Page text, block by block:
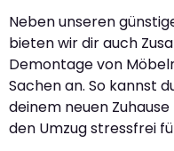
Neben unseren
bieten wir dir auch
Demontage von
Sachen an. So kannst
deinem neuen
den Umzug stressfrei